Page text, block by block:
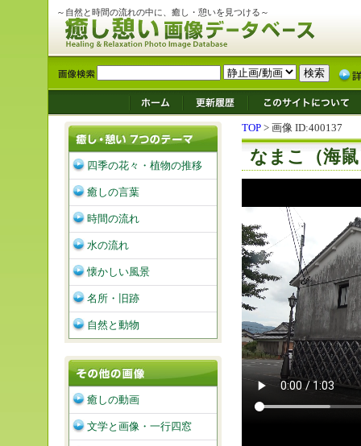
～自然と時間の流れの中に、癒し・憩いを見つける～
TOP > 画像 ID:400137
なまこ（海
四季の花々・植物の推移
癒しの言葉
時間の流れ
水の流れ
懐かしい風景
名所・旧跡
自然と動物
癒しの動画
文学と画像・一行四窓